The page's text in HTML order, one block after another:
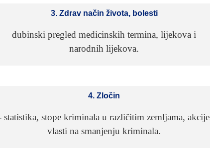
3. Zdrav način života, bolesti
dubinski pregled medicinskih termina, lijekova i
narodnih lijekova.
4. Zločin
statistika, stope kriminala u različitim zemljama, akcije
vlasti na smanjenju kriminala.